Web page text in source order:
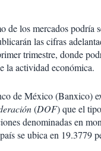
de los mercados podría
las cifras
trimestre, donde
la actividad económica.
de México (Banxico)
(DOF) que el
denominadas en
se ubica en 19.3779